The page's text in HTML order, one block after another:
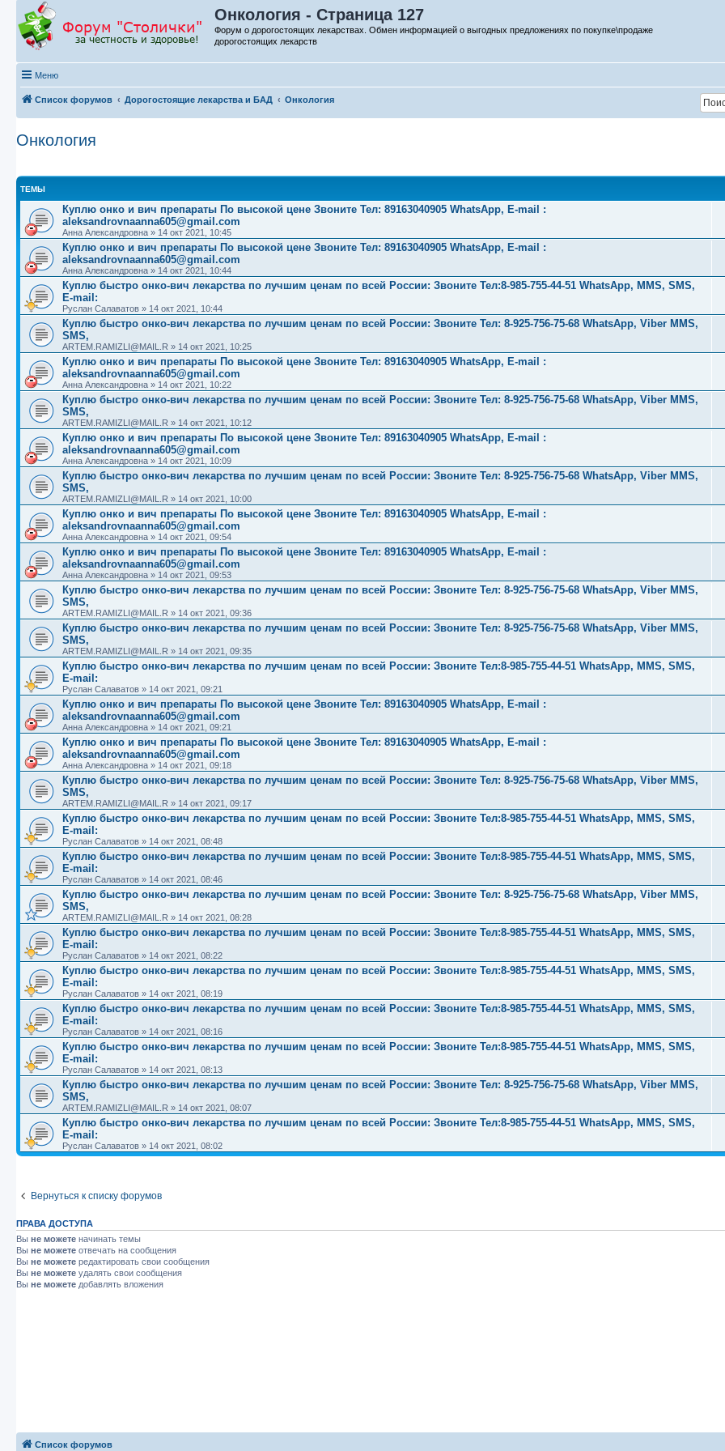
Онкология - Страница 127
Форум о дорогостоящих лекарствах. Обмен информацией о выгодных предложениях по покупке\продаже
дорогостоящих лекарств
Меню
Список форумов Дорогостоящие лекарства и БАД Онкология
Онкология
ТЕМЫ
Куплю онко и вич препараты По высокой цене Звоните Тел: 89163040905 WhatsApp, E-mail :
aleksandrovnaanna605@gmail.com
Анна Александровна » 14 окт 2021, 10:45
Куплю онко и вич препараты По высокой цене Звоните Тел: 89163040905 WhatsApp, E-mail :
aleksandrovnaanna605@gmail.com
Анна Александровна » 14 окт 2021, 10:44
Куплю быстро онко-вич лекарства по лучшим ценам по всей России: Звоните Тел:‪8-985-755-44-51 WhatsApp, MMS, SMS,
E-mail:
Руслан Салаватов » 14 окт 2021, 10:44
Куплю быстро онко-вич лекарства по лучшим ценам по всей России: Звоните Тел:‪ 8-925-756-75-68 WhatsApp, Viber MMS,
SMS,
ARTEM.RAMIZLI@MAIL.R » 14 окт 2021, 10:25
Куплю онко и вич препараты По высокой цене Звоните Тел: 89163040905 WhatsApp, E-mail :
aleksandrovnaanna605@gmail.com
Анна Александровна » 14 окт 2021, 10:22
Куплю быстро онко-вич лекарства по лучшим ценам по всей России: Звоните Тел:‪ 8-925-756-75-68 WhatsApp, Viber MMS,
SMS,
ARTEM.RAMIZLI@MAIL.R » 14 окт 2021, 10:12
Куплю онко и вич препараты По высокой цене Звоните Тел: 89163040905 WhatsApp, E-mail :
aleksandrovnaanna605@gmail.com
Анна Александровна » 14 окт 2021, 10:09
Куплю быстро онко-вич лекарства по лучшим ценам по всей России: Звоните Тел:‪ 8-925-756-75-68 WhatsApp, Viber MMS,
SMS,
ARTEM.RAMIZLI@MAIL.R » 14 окт 2021, 10:00
Куплю онко и вич препараты По высокой цене Звоните Тел: 89163040905 WhatsApp, E-mail :
aleksandrovnaanna605@gmail.com
Анна Александровна » 14 окт 2021, 09:54
Куплю онко и вич препараты По высокой цене Звоните Тел: 89163040905 WhatsApp, E-mail :
aleksandrovnaanna605@gmail.com
Анна Александровна » 14 окт 2021, 09:53
Куплю быстро онко-вич лекарства по лучшим ценам по всей России: Звоните Тел:‪ 8-925-756-75-68 WhatsApp, Viber MMS,
SMS,
ARTEM.RAMIZLI@MAIL.R » 14 окт 2021, 09:36
Куплю быстро онко-вич лекарства по лучшим ценам по всей России: Звоните Тел:‪ 8-925-756-75-68 WhatsApp, Viber MMS,
SMS,
ARTEM.RAMIZLI@MAIL.R » 14 окт 2021, 09:35
Куплю быстро онко-вич лекарства по лучшим ценам по всей России: Звоните Тел:‪8-985-755-44-51 WhatsApp, MMS, SMS,
E-mail:
Руслан Салаватов » 14 окт 2021, 09:21
Куплю онко и вич препараты По высокой цене Звоните Тел: 89163040905 WhatsApp, E-mail :
aleksandrovnaanna605@gmail.com
Анна Александровна » 14 окт 2021, 09:21
Куплю онко и вич препараты По высокой цене Звоните Тел: 89163040905 WhatsApp, E-mail :
aleksandrovnaanna605@gmail.com
Анна Александровна » 14 окт 2021, 09:18
Куплю быстро онко-вич лекарства по лучшим ценам по всей России: Звоните Тел:‪ 8-925-756-75-68 WhatsApp, Viber MMS,
SMS,
ARTEM.RAMIZLI@MAIL.R » 14 окт 2021, 09:17
Куплю быстро онко-вич лекарства по лучшим ценам по всей России: Звоните Тел:‪8-985-755-44-51 WhatsApp, MMS, SMS,
E-mail:
Руслан Салаватов » 14 окт 2021, 08:48
Куплю быстро онко-вич лекарства по лучшим ценам по всей России: Звоните Тел:‪8-985-755-44-51 WhatsApp, MMS, SMS,
E-mail:
Руслан Салаватов » 14 окт 2021, 08:46
Куплю быстро онко-вич лекарства по лучшим ценам по всей России: Звоните Тел:‪ 8-925-756-75-68 WhatsApp, Viber MMS,
SMS,
ARTEM.RAMIZLI@MAIL.R » 14 окт 2021, 08:28
Куплю быстро онко-вич лекарства по лучшим ценам по всей России: Звоните Тел:‪8-985-755-44-51 WhatsApp, MMS, SMS,
E-mail:
Руслан Салаватов » 14 окт 2021, 08:22
Куплю быстро онко-вич лекарства по лучшим ценам по всей России: Звоните Тел:‪8-985-755-44-51 WhatsApp, MMS, SMS,
E-mail:
Руслан Салаватов » 14 окт 2021, 08:19
Куплю быстро онко-вич лекарства по лучшим ценам по всей России: Звоните Тел:‪8-985-755-44-51 WhatsApp, MMS, SMS,
E-mail:
Руслан Салаватов » 14 окт 2021, 08:16
Куплю быстро онко-вич лекарства по лучшим ценам по всей России: Звоните Тел:‪8-985-755-44-51 WhatsApp, MMS, SMS,
E-mail:
Руслан Салаватов » 14 окт 2021, 08:13
Куплю быстро онко-вич лекарства по лучшим ценам по всей России: Звоните Тел:‪ 8-925-756-75-68 WhatsApp, Viber MMS,
SMS,
ARTEM.RAMIZLI@MAIL.R » 14 окт 2021, 08:07
Куплю быстро онко-вич лекарства по лучшим ценам по всей России: Звоните Тел:‪8-985-755-44-51 WhatsApp, MMS, SMS,
E-mail:
Руслан Салаватов » 14 окт 2021, 08:02
Вернуться к списку форумов
ПРАВА ДОСТУПА
Вы не можете начинать темы
Вы не можете отвечать на сообщения
Вы не можете редактировать свои сообщения
Вы не можете удалять свои сообщения
Вы не можете добавлять вложения
Список форумов